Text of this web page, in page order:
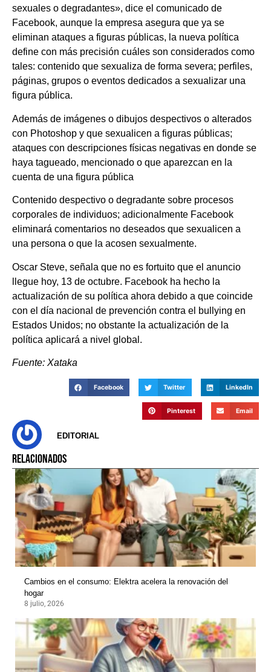
sexuales o degradantes», dice el comunicado de
Facebook, aunque la empresa asegura que ya se
eliminan ataques a figuras públicas, la nueva política
define con más precisión cuáles son considerados como
tales: contenido que sexualiza de forma severa; perfiles,
páginas, grupos o eventos dedicados a sexualizar una
figura pública.
Además de imágenes o dibujos despectivos o alterados
con Photoshop y que sexualicen a figuras públicas;
ataques con descripciones físicas negativas en donde se
haya tagueado, mencionado o que aparezcan en la
cuenta de una figura pública
Contenido despectivo o degradante sobre procesos
corporales de individuos; adicionalmente Facebook
eliminará comentarios no deseados que sexualicen a
una persona o que la acosen sexualmente.
Oscar Steve, señala que no es fortuito que el anuncio
llegue hoy, 13 de octubre. Facebook ha hecho la
actualización de su política ahora debido a que coincide
con el día nacional de prevención contra el bullying en
Estados Unidos; no obstante la actualización de la
política aplicará a nivel global.
Fuente: Xataka
Facebook Twitter LinkedIn
Pinterest Email
EDITORIAL
RELACIONADOS
Cambios en el consumo: Elektra acelera la renovación del
hogar
8 julio, 2026